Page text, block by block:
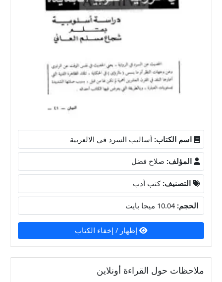
اسم الكتاب: أساليب السرد في الالعربية
المؤلف: صلاح فضل
التصنيف: كتب أدب
الحجم:
إظهار / إخفاء الكتاب
ملاحظات حول القراءة أونلاين